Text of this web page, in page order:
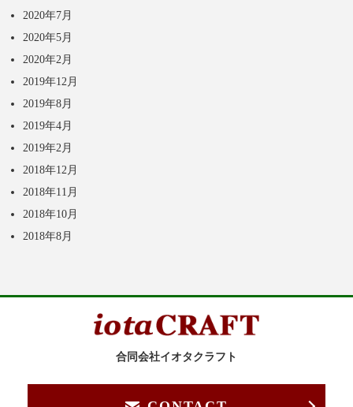
2020年7月
2020年5月
2020年2月
2019年12月
2019年8月
2019年4月
2019年2月
2018年12月
2018年11月
2018年10月
2018年8月
合同会社イオタクラフト